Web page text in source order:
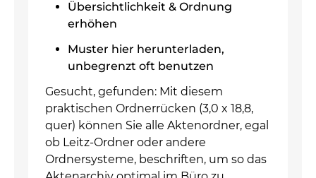
Übersichtlichkeit & Ordnung
erhöhen
Muster hier herunterladen,
unbegrenzt oft benutzen
Gesucht, gefunden: Mit diesem
praktischen Ordnerrücken (3,0 x 18,8,
quer) können Sie alle Aktenordner, egal
ob Leitz-Ordner oder andere
Ordnersysteme, beschriften, um so das